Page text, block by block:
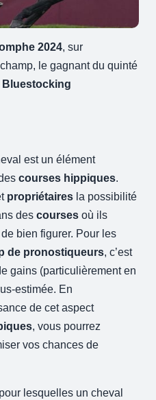
2024, sur
le gagnant du quinté
Bluestocking
est un élément
courses hippiques.
propriétaires la possibilité
descourses où ils
bien figurer. Pour les
de pronostiqueurs, c’est
gains (particulièrement en
estimée. En
de cet aspect
, vous pourrez
vos chances de
lesquelles un cheval